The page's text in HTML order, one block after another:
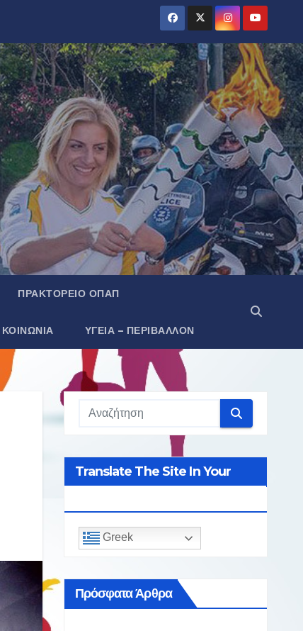
ΠΡΑΚΤΟΡΕΊΟ ΟΠΑΠ
ΚΟΙΝΩΝΊΑ ΥΓΕΊΑ – ΠΕΡΙΒΆΛΛΟΝ
Translate The Site In Your
Greek
Πρόσφατα Άρθρα